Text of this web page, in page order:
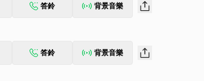
答鈴 背景音樂
答鈴 背景音樂